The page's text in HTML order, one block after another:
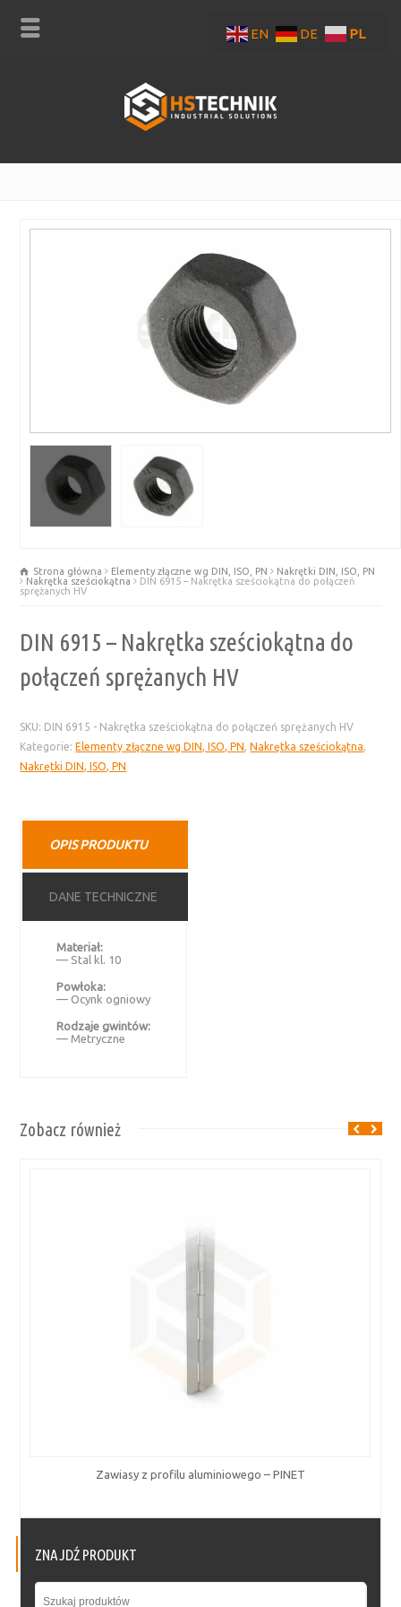
Strona główna Elementy złączne wg DIN, ISO, PN
Nakrętki DIN, ISO, PN
Nakrętka sześciokątna
DIN 6915 – Nakrętka sześciokątna do połączeń
sprężanych HV
DIN 6915 – Nakrętka sześciokątna do
połączeń sprężanych HV
SKU: DIN 6915 - Nakrętka sześciokątna do połączeń sprężanych HV
Kategorie:Elementy złączne wg DIN, ISO, PN,Nakrętka sześciokątna,
Nakrętki DIN, ISO, PN
OPIS PRODUKTU
DANE TECHNICZNE
Materiał:
— Stal kl. 10
Powłoka:
— Ocynk ogniowy
Rodzaje gwintów:
— Metryczne
Zobacz również
Zawiasy z profilu aluminiowego – PINET
ZNAJDŹ PRODUKT
EN DE PL